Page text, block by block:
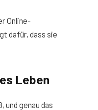
Online-
dafür, dass sie
Leben
und genau das